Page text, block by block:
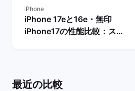
iPhone
iPhone 17eと16e・無印
iPhone17の性能比較：スペ
最近の比較